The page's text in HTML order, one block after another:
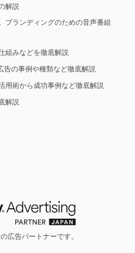
解説
ブランディングのための音声番組
組みなどを徹底解説
告の事例や種類など徹底解説
用術から成功事例など徹底解説
解説
広告パートナーです。